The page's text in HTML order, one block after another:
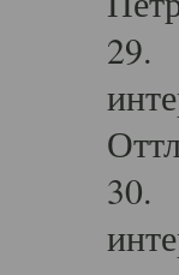
29.
30.